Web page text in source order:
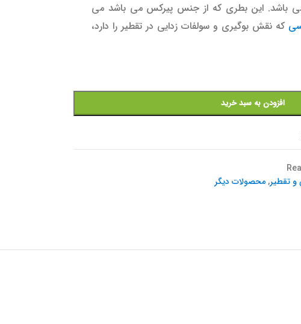
می باشد. این بطری که از جنس پیرکس می باشد می
که نقش بوگیری و سولفات زدایی در تقطیر را دارد،
افزودن به سبد خرید
تقطیر,محصولات دیگر